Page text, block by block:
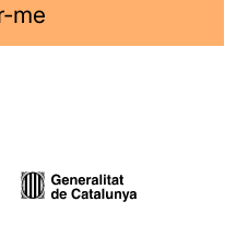
me